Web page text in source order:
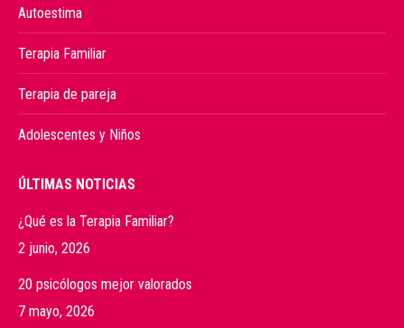
Autoestima
Terapia Familiar
Terapia de pareja
Adolescentes y Niños
ÚLTIMAS NOTICIAS
¿Qué es la Terapia Familiar?
2 junio, 2026
20 psicólogos mejor valorados
7 mayo, 2026